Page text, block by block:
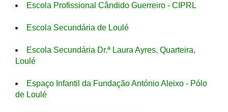
Escola Profissional Cândido Guerreiro - CIPRL
Escola Secundária de Loulé
Escola Secundária Dr.ª Laura Ayres, Quarteira,
Loulé
Espaço Infantil da Fundação António Aleixo - Pólo
de Loulé